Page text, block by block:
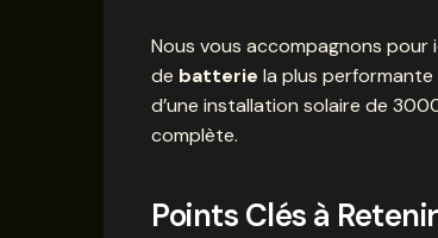
Nous vous accompagnons
de batterie la plus
d’une installation solaire de
complète.
Points Clés à Retenir